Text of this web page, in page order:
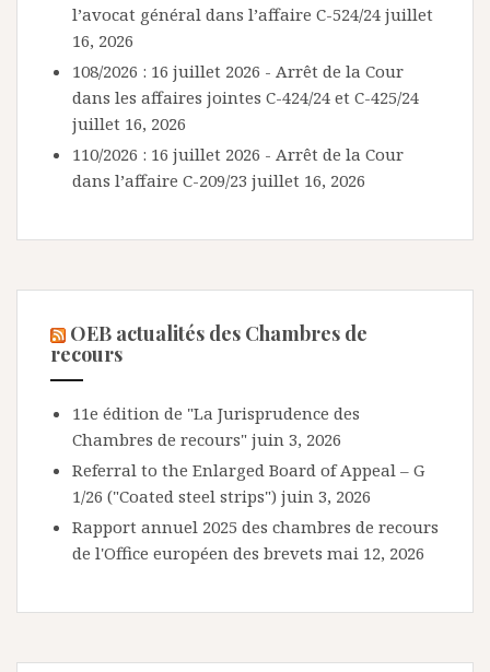
l’avocat général dans l’affaire C-524/24 juillet
16, 2026
108/2026 : 16 juillet 2026 - Arrêt de la Cour
dans les affaires jointes C-424/24 et C-425/24
juillet 16, 2026
110/2026 : 16 juillet 2026 - Arrêt de la Cour
dans l’affaire C-209/23 juillet 16, 2026
OEB actualités des Chambres de
recours
11e édition de "La Jurisprudence des
Chambres de recours" juin 3, 2026
Referral to the Enlarged Board of Appeal – G
1/26 ("Coated steel strips") juin 3, 2026
Rapport annuel 2025 des chambres de recours
de l'Office européen des brevets mai 12, 2026